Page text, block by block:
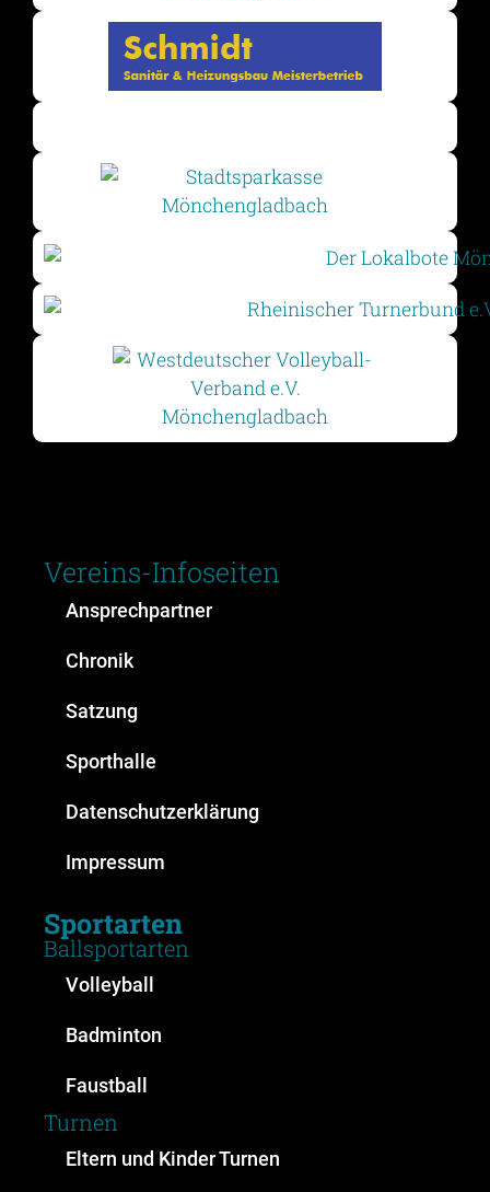
Vereins-Infoseiten
Ansprechpartner
Chronik
Satzung
Sporthalle
Datenschutzerklärung
Impressum
Sportarten
Ballsportarten
Volleyball
Badminton
Faustball
Turnen
Eltern und Kinder Turnen